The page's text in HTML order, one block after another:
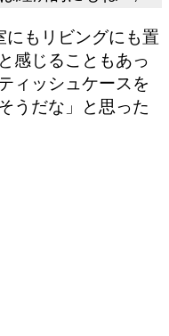
にもリビングにも置
感じることもあっ
ィッシュケースを
うだな」と思った